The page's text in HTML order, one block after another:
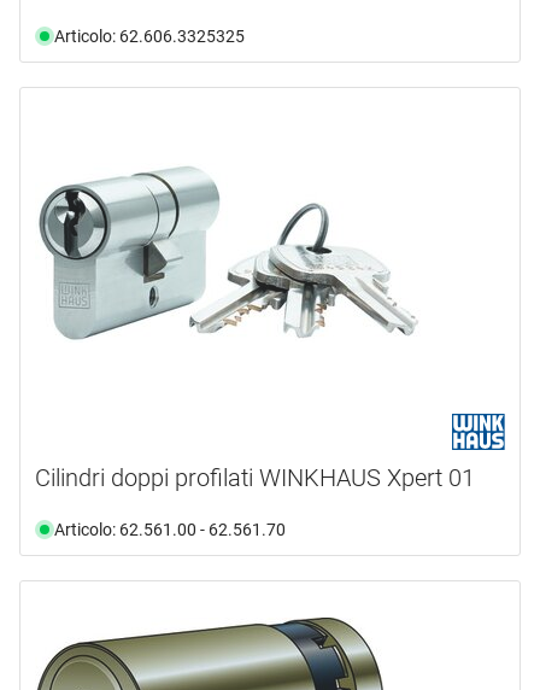
Articolo: 62.606.3325325
Cilindri doppi profilati WINKHAUS Xpert 01
Articolo: 62.561.00 - 62.561.70